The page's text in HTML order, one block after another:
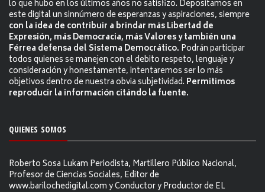
lo que hubo en los últimos años no satisfizo. Depositamos en
este digital un sinnúmero de esperanzas y aspiraciones, siempre
con la idea de contribuir a brindar más Libertad de
Expresión, más Democracia, más Valores y también una
Férrea defensa del Sistema Democrático. Podrán participar
todos quienes se manejen con el debito respeto, lenguaje y
consideración y honestamente, intentaremos ser lo más
objetivos dentro de nuestra obvia subjetividad. Permitimos
reproducir la información citándo la fuente.
QUIENES SOMOS
Roberto Sosa Lukam Periodista, Martillero Público Nacional,
Profesor de Ciencias Sociales, Editor de
www.barilochedigital.com y Conductor y Productor de EL